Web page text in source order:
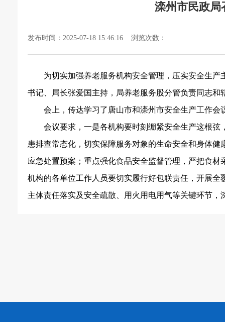
滦州市民政局
发布时间：2025-07-18 15:46:16 浏览次数：
为切实加强养老服务机构安全管理，压实安全生产
书记、局长张爱国主持，局养老服务股分管负责同志和
会上，传达学习了唐山市和滦州市安全生产工作
会议要求，一是各机构要时刻绷紧安全生产这根弦
患排查常态化，切实保障服务对象的生命安全和身体健
应急处置预案；重点强化食品安全监督管理，严把食
机构的各单位工作人员要切实履行好包联责任，开展
主体责任落实及安全疏散、用火用电用气等关键环节